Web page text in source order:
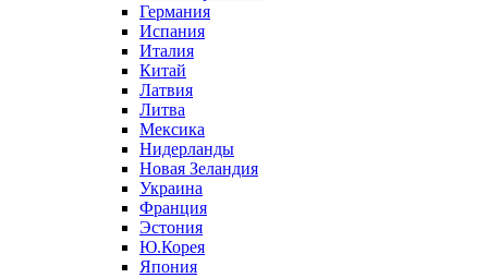
Германия
Испания
Италия
Китай
Латвия
Литва
Мексика
Нидерланды
Новая Зеландия
Украина
Франция
Эстония
Ю.Корея
Япония